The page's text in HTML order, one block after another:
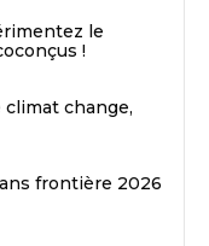
le
!
climat change,
frontière 2026